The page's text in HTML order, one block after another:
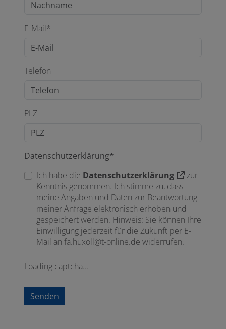
E-Mail*
Telefon
PLZ
Datenschutzerklärung*
Ich habe die Datenschutzerklärung
zur
Kenntnis genommen. Ich stimme zu, dass
meine Angaben und Daten zur Beantwortung
meiner Anfrage elektronisch erhoben und
gespeichert werden. Hinweis: Sie können Ihre
Einwilligung jederzeit für die Zukunft per E-
Mail an fa.huxoll@t-online.de widerrufen.
Loading captcha...
Senden